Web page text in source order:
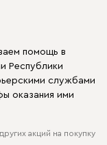
помощь в
Республики
службами
оказания ими
акций на покупку